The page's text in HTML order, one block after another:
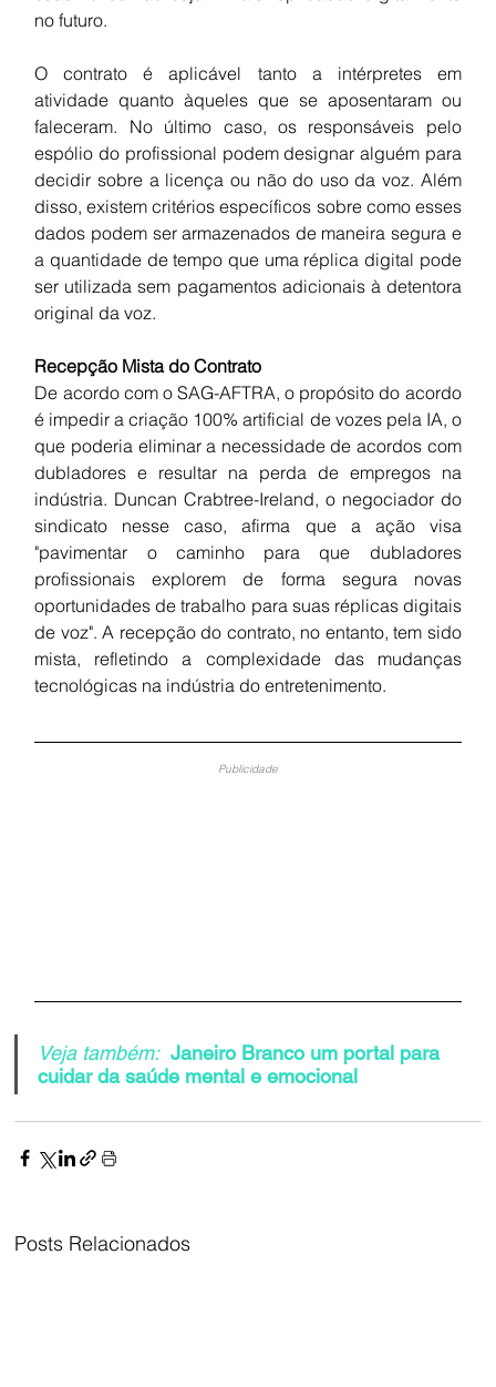
no futuro.
O contrato é aplicável tanto a intérpretes em
atividade quanto àqueles que se aposentaram ou
faleceram. No último caso, os responsáveis pelo
espólio do profissional podem designar alguém para
decidir sobre a licença ou não do uso da voz. Além
disso, existem critérios específicos sobre como esses
dados podem ser armazenados de maneira segura e
a quantidade de tempo que uma réplica digital pode
ser utilizada sem pagamentos adicionais à detentora
original da voz.
Recepção Mista do Contrato
De acordo com o SAG-AFTRA, o propósito do acordo
é impedir a criação 100% artificial de vozes pela IA, o
que poderia eliminar a necessidade de acordos com
dubladores e resultar na perda de empregos na
indústria. Duncan Crabtree-Ireland, o negociador do
sindicato nesse caso, afirma que a ação visa
"pavimentar o caminho para que dubladores
profissionais explorem de forma segura novas
oportunidades de trabalho para suas réplicas digitais
de voz". A recepção do contrato, no entanto, tem sido
mista, refletindo a complexidade das mudanças
tecnológicas na indústria do entretenimento.
Publicidade
Veja também: Janeiro Branco um portal para
cuidar da saúde mental e emocional
Posts Relacionados